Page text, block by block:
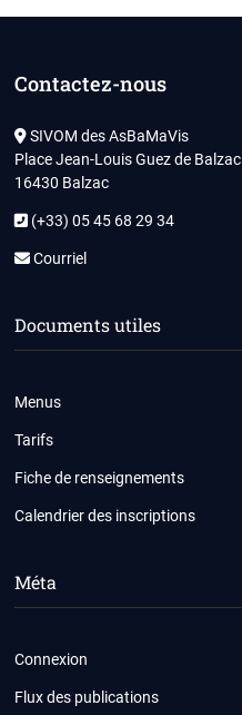
Contactez-nous
SIVOM des AsBaMaVis
Place Jean-Louis Guez de Balzac
16430 Balzac
(+33) 05 45 68 29 34
Courriel
Documents utiles
Menus
Tarifs
Fiche de renseignements
Calendrier des inscriptions
Méta
Connexion
Flux des publications